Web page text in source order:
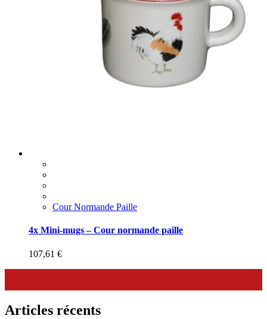
Cour Normande Paille
4x Mini-mugs – Cour normande paille
107,61 €
Articles récents